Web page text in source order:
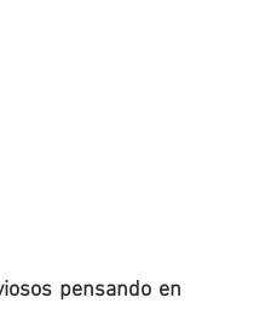
pensando en